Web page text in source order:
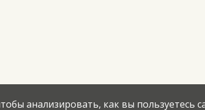
анализировать, как вы